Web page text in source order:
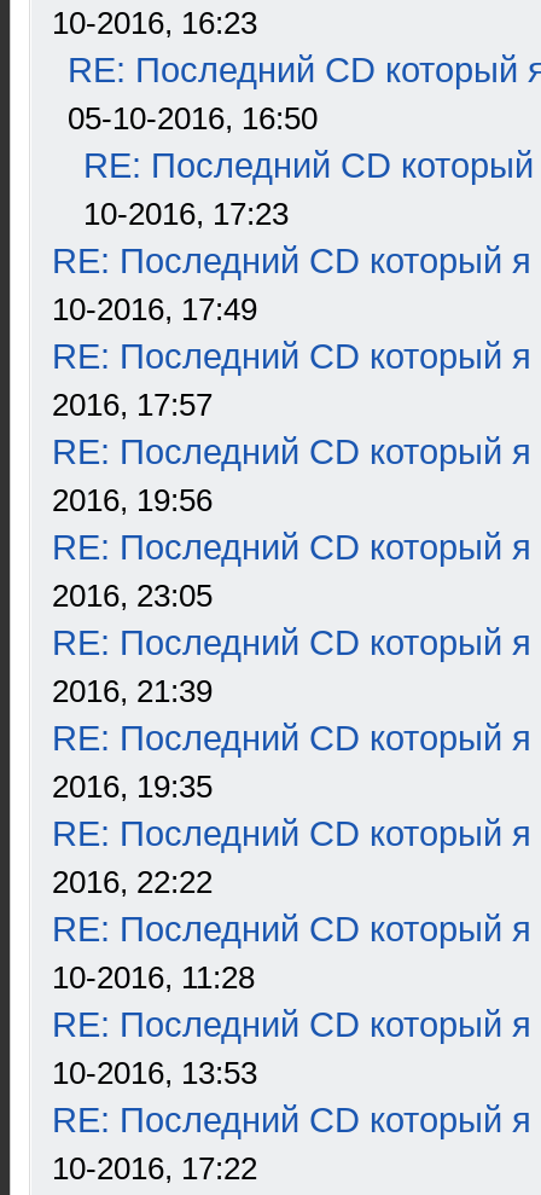
10-2016, 16:23
RE: Последний CD который
05-10-2016, 16:50
RE: Последний CD который
10-2016, 17:23
RE: Последний CD который я
10-2016, 17:49
RE: Последний CD который я
2016, 17:57
RE: Последний CD который я
2016, 19:56
RE: Последний CD который я
2016, 23:05
RE: Последний CD который я
2016, 21:39
RE: Последний CD который я
2016, 19:35
RE: Последний CD который я
2016, 22:22
RE: Последний CD который я
10-2016, 11:28
RE: Последний CD который я
10-2016, 13:53
RE: Последний CD который я
10-2016, 17:22